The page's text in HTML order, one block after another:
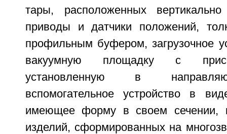
тары, расположенных
приводы и датчики положений,
профильным буфером, загрузочное
вакуумную площадку с
установленную в
вспомогательное устройство в
имеющее форму в своем сечении,
изделий, сформированных на